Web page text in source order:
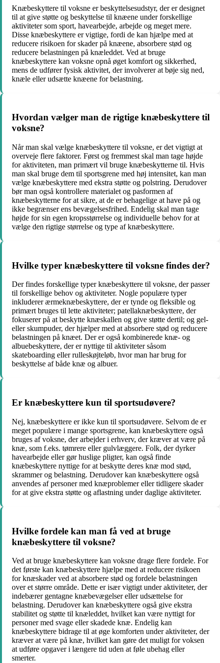
Knæbeskyttere til voksne er beskyttelsesudstyr, der er designet
til at give støtte og beskyttelse til knæene under forskellige
aktiviteter som sport, havearbejde, arbejde og meget mere.
Disse knæbeskyttere er vigtige, fordi de kan hjælpe med at
reducere risikoen for skader på knæene, absorbere stød og
reducere belastningen på knæleddet. Ved at bruge
knæbeskyttere kan voksne opnå øget komfort og sikkerhed,
mens de udfører fysisk aktivitet, der involverer at bøje sig ned,
knæle eller udsætte knæene for belastning.
Hvordan vælger man de rigtige knæbeskyttere til
voksne?
Når man skal vælge knæbeskyttere til voksne, er det vigtigt at
overveje flere faktorer. Først og fremmest skal man tage højde
for aktiviteten, man primært vil bruge knæbeskytterne til. Hvis
man skal bruge dem til sportsgrene med høj intensitet, kan man
vælge knæbeskyttere med ekstra støtte og polstring. Derudover
bør man også kontrollere materialet og pasformen af
knæbeskytterne for at sikre, at de er behagelige at have på og
ikke begrænser ens bevægelsesfrihed. Endelig skal man tage
højde for sin egen kropsstørrelse og individuelle behov for at
vælge den rigtige størrelse og type af knæbeskyttere.
Hvilke typer knæbeskyttere til voksne findes der?
Der findes forskellige typer knæbeskyttere til voksne, der passer
til forskellige behov og aktiviteter. Nogle populære typer
inkluderer ærmeknæbeskyttere, der er tynde og fleksible og
primært bruges til lette aktiviteter; patellaknæbeskyttere, der
fokuserer på at beskytte knæskallen og give støtte dertil; og gel-
eller skumpuder, der hjælper med at absorbere stød og reducere
belastningen på knæet. Der er også kombinerede knæ- og
albuebeskyttere, der er nyttige til aktiviteter såsom
skateboarding eller rulleskøjteløb, hvor man har brug for
beskyttelse af både knæ og albuer.
Er knæbeskyttere kun til sportsudøvere?
Nej, knæbeskyttere er ikke kun til sportsudøvere. Selvom de er
meget populære i mange sportsgrene, kan knæbeskyttere også
bruges af voksne, der arbejder i erhverv, der kræver at være på
knæ, som f.eks. tømrere eller gulvlæggere. Folk, der dyrker
havearbejde eller gør huslige pligter, kan også finde
knæbeskyttere nyttige for at beskytte deres knæ mod stød,
skrammer og belastning. Derudover kan knæbeskyttere også
anvendes af personer med knæproblemer eller tidligere skader
for at give ekstra støtte og aflastning under daglige aktiviteter.
Hvilke fordele kan man få ved at bruge
knæbeskyttere til voksne?
Ved at bruge knæbeskyttere kan voksne drage flere fordele. For
det første kan knæbeskyttere hjælpe med at reducere risikoen
for knæskader ved at absorbere stød og fordele belastningen
over et større område. Dette er især vigtigt under aktiviteter, der
indebærer gentagne knæbevægelser eller udsættelse for
belastning. Derudover kan knæbeskyttere også give ekstra
stabilitet og støtte til knæleddet, hvilket kan være nyttigt for
personer med svage eller skadede knæ. Endelig kan
knæbeskyttere bidrage til at øge komforten under aktiviteter, der
kræver at være på knæ, hvilket kan gøre det muligt for voksen
at udføre opgaver i længere tid uden at føle ubehag eller
smerter.